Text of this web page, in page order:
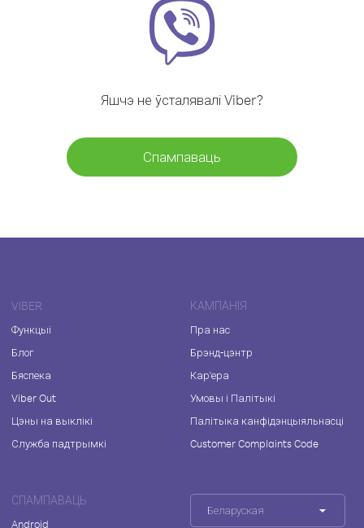
Яшчэ не ўсталявалі Viber?
Спампаваць
VIBER
Функцыі
Блог
Бяспека
Viber Out
Цэны на выклікі
Служба падтрымкі
КАМПАНІЯ
Пра нас
Брэнд-цэнтр
Кар'ера
Умовы і Палітыкі
Палітыка канфідэнцыяльнасці
Customer Complaints Code
СПАМПАВАЦЬ
Android
Беларуская